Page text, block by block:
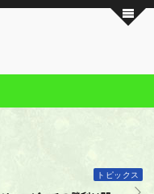
トピックス